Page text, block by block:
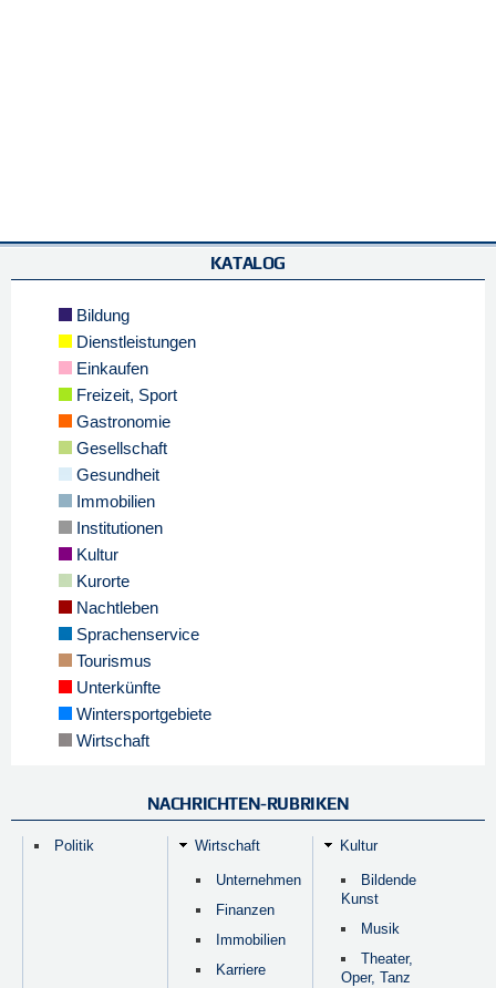
KATALOG
Bildung
Dienstleistungen
Einkaufen
Freizeit, Sport
Gastronomie
Gesellschaft
Gesundheit
Immobilien
Institutionen
Kultur
Kurorte
Nachtleben
Sprachenservice
Tourismus
Unterkünfte
Wintersportgebiete
Wirtschaft
NACHRICHTEN-RUBRIKEN
Politik Wirtschaft
Unternehmen
Finanzen
Immobilien
Karriere
Kultur
Bildende
Kunst
Musik
Theater,
Oper, Tanz